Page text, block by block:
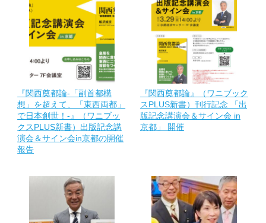
『関西奠都論-「副首都構
想」を超えて、「東西両都」
で日本創世！-』（ワニブッ
クスPLUS新書）出版記念講
演会＆サイン会in京都の開催
報告
『関西奠都論』（ワニブック
スPLUS新書）刊行記念 「出
版記念講演会＆サイン会 in
京都」 開催